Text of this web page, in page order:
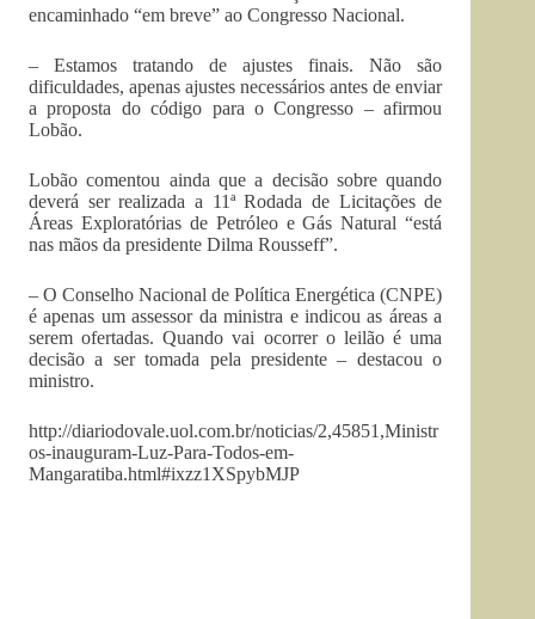
encaminhado “em breve” ao Congresso Nacional.
– Estamos tratando de ajustes finais. Não são
dificuldades, apenas ajustes necessários antes de enviar
a proposta do código para o Congresso – afirmou
Lobão.
Lobão comentou ainda que a decisão sobre quando
deverá ser realizada a 11ª Rodada de Licitações de
Áreas Exploratórias de Petróleo e Gás Natural “está
nas mãos da presidente Dilma Rousseff”.
– O Conselho Nacional de Política Energética (CNPE)
é apenas um assessor da ministra e indicou as áreas a
serem ofertadas. Quando vai ocorrer o leilão é uma
decisão a ser tomada pela presidente – destacou o
ministro.
http://diariodovale.uol.com.br/noticias/2,45851,Ministr
os-inauguram-Luz-Para-Todos-em-
Mangaratiba.html#ixzz1XSpybMJP